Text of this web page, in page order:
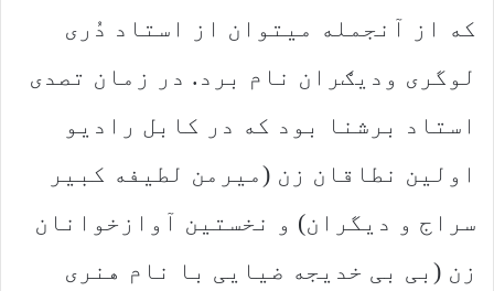
که از آنجمله میتوان از استاد دُری
لوگری ودیګران نام برد. در زمان تصدی
استاد برشنا بود که در کابل رادیو
اولین نطاقان زن (میرمن لطیفه کبیر
سراج و دیگران) و نخستین آوازخوانان
زن (بی بی خدیجه ضیایی با نام هنری